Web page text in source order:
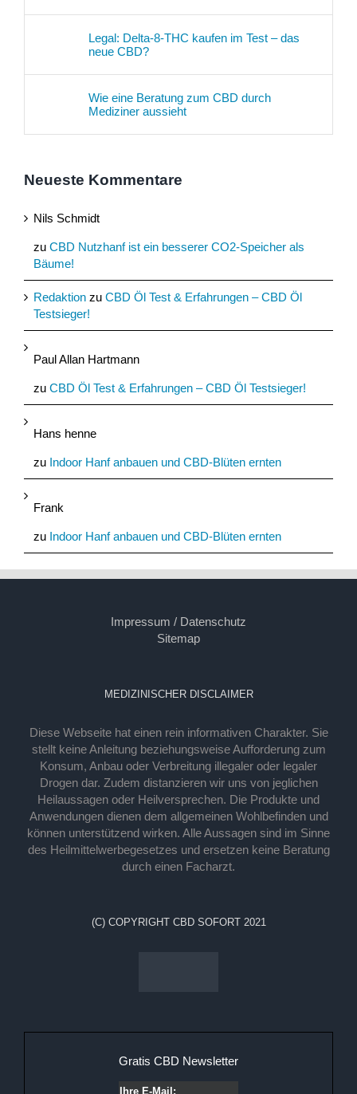
Legal: Delta-8-THC kaufen im Test – das
neue CBD?
Wie eine Beratung zum CBD durch
Mediziner aussieht
Neueste Kommentare
Nils Schmidt
zu CBD Nutzhanf ist ein besserer CO2-Speicher als
Bäume!
Redaktion zu CBD Öl Test & Erfahrungen – CBD Öl
Testsieger!
Paul Allan Hartmann
zu CBD Öl Test & Erfahrungen – CBD Öl Testsieger!
Hans henne
zu Indoor Hanf anbauen und CBD-Blüten ernten
Frank
zu Indoor Hanf anbauen und CBD-Blüten ernten
Impressum / Datenschutz
Sitemap
MEDIZINISCHER DISCLAIMER
Diese Webseite hat einen rein informativen Charakter. Sie
stellt keine Anleitung beziehungsweise Aufforderung zum
Konsum, Anbau oder Verbreitung illegaler oder legaler
Drogen dar. Zudem distanzieren wir uns von jeglichen
Heilaussagen oder Heilversprechen. Die Produkte und
Anwendungen dienen dem allgemeinen Wohlbefinden und
können unterstützend wirken. Alle Aussagen sind im Sinne
des Heilmittelwerbegesetzes und ersetzen keine Beratung
durch einen Facharzt.
(C) COPYRIGHT CBD SOFORT 2021
Gratis CBD Newsletter
Ihre E-Mail: